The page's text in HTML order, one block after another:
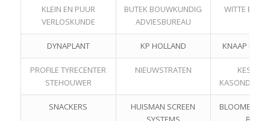
KLEIN EN PUUR
VERLOSKUNDE
BUTEK BOUWKUNDIG
ADVIESBUREAU
WITTE
DYNAPLANT KP HOLLAND KNAAP
PROFILE TYRECENTER
STEHOUWER
NIEUWSTRATEN
KESTER
SNACKERS
HUISMAN SCREEN